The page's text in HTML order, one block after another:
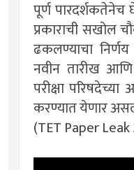
पूर्ण पारदर्शकतेनेच
प्रकाराची सखोल
ढकलण्याचा
नवीन तारीख आणि
परीक्षा
करण्यात येणार
(TET Paper